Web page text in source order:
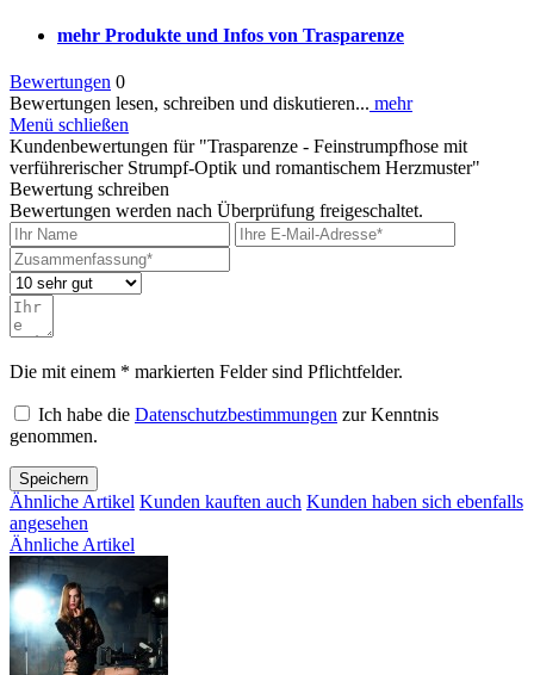
mehr Produkte und Infos von Trasparenze
Bewertungen 0
Bewertungen lesen, schreiben und diskutieren... mehr
Menü schließen
Kundenbewertungen für "Trasparenze - Feinstrumpfhose mit
verführerischer Strumpf-Optik und romantischem Herzmuster"
Bewertung schreiben
Bewertungen werden nach Überprüfung freigeschaltet.
Die mit einem * markierten Felder sind Pflichtfelder.
Ich habe die Datenschutzbestimmungen zur Kenntnis
genommen.
Speichern
Ähnliche Artikel Kunden kauften auch Kunden haben sich ebenfalls
angesehen
Ähnliche Artikel